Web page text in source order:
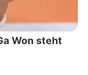
Won steht